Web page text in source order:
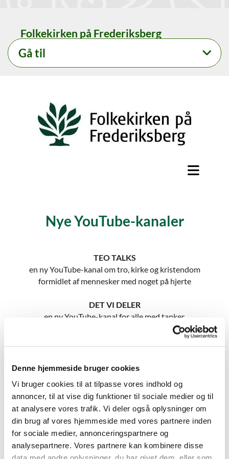
Denne hjemmeside bruger cookies
Vi bruger cookies til at tilpasse vores indhold og
annoncer, til at vise dig funktioner til sociale medier og til
at analysere vores trafik. Vi deler også oplysninger om
din brug af vores hjemmeside med vores partnere inden
for sociale medier, annonceringspartnere og
analysepartnere. Vores partnere kan kombinere disse
Folkekirken på Frederiksberg
Gå til
Nye YouTube-kanaler
TEO TALKS
en ny YouTube-kanal om tro, kirke og kristendom
formidlet af mennesker med noget på hjerte
DET VI DELER
en ny YouTube-kanal for alle med tanker,
nysgerrighed og spørgsmål om tro, kirke og
Kanalerne produceres af Peter Friis, præst i
Flintholm Kirke og fotograf